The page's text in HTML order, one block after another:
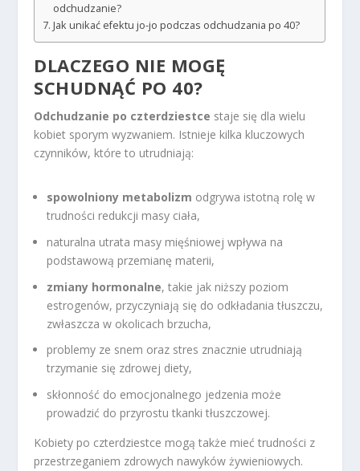
odchudzanie?
Jak unikać efektu jo-jo podczas odchudzania po 40?
DLACZEGO NIE MOGĘ
SCHUDNĄĆ PO 40?
Odchudzanie po czterdziestce staje się dla wielu
kobiet sporym wyzwaniem. Istnieje kilka kluczowych
czynników, które to utrudniają:
spowolniony metabolizm odgrywa istotną rolę w
trudności redukcji masy ciała,
naturalna utrata masy mięśniowej wpływa na
podstawową przemianę materii,
zmiany hormonalne, takie jak niższy poziom
estrogenów, przyczyniają się do odkładania tłuszczu,
zwłaszcza w okolicach brzucha,
problemy ze snem oraz stres znacznie utrudniają
trzymanie się zdrowej diety,
skłonność do emocjonalnego jedzenia może
prowadzić do przyrostu tkanki tłuszczowej.
Kobiety po czterdziestce mogą także mieć trudności z
przestrzeganiem zdrowych nawyków żywieniowych.